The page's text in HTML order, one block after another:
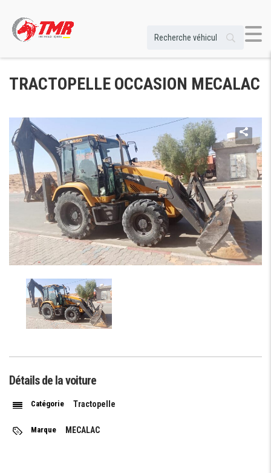
TRACTOPELLE OCCASION MECALAC
Détails de la voiture
Catégorie Tractopelle
Marque MECALAC